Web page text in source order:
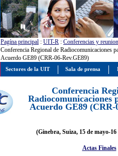
Pagína principal : UIT-R : Conferencias y
Conferencia Regional de Radiocomunicaciones
Acuerdo GE89 (CRR-06-Rev.GE89)
Conferencia
Radiocomunicaciones
Acuerdo GE89 (CRR-
(Ginebra, Suiza, 15 de mayo-
Actas Finales
Sectores de la UIT Sala de prensa